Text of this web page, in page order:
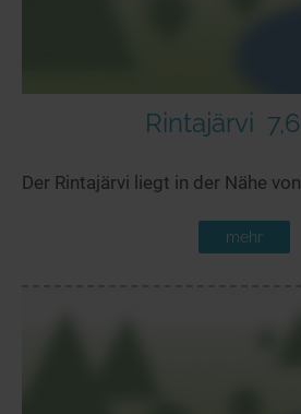
Rintajärvi
Der Rintajärvi liegt in der Nähe
mehr